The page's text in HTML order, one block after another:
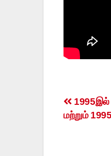
Post
1995இல்
மற்றும்